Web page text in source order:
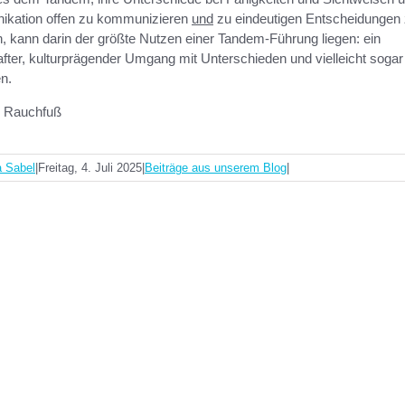
offen zu kommunizieren undzu eindeutigen Entscheidungen
kann darin der größte Nutzen einer Tandem-Führung liegen: ein
kulturprägender Umgang mit Unterschieden und vielleicht sogar
Rauchfuß
Sabel Freitag, 4. Juli 2025 Beiträge aus unserem Blog